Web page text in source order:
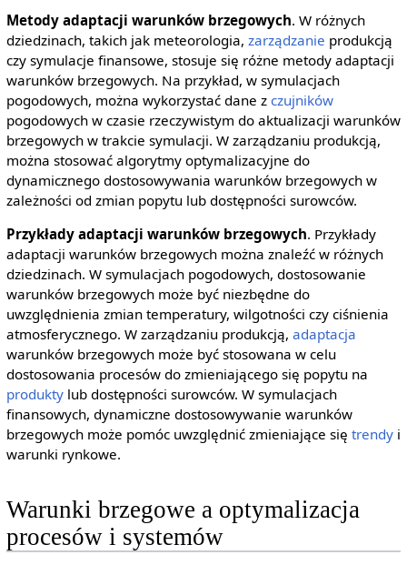
Metody adaptacji warunków brzegowych. W różnych
dziedzinach, takich jak meteorologia, zarządzanie produkcją
czy symulacje finansowe, stosuje się różne metody adaptacji
warunków brzegowych. Na przykład, w symulacjach
pogodowych, można wykorzystać dane z czujników
pogodowych w czasie rzeczywistym do aktualizacji warunków
brzegowych w trakcie symulacji. W zarządzaniu produkcją,
można stosować algorytmy optymalizacyjne do
dynamicznego dostosowywania warunków brzegowych w
zależności od zmian popytu lub dostępności surowców.
Przykłady adaptacji warunków brzegowych. Przykłady
adaptacji warunków brzegowych można znaleźć w różnych
dziedzinach. W symulacjach pogodowych, dostosowanie
warunków brzegowych może być niezbędne do
uwzględnienia zmian temperatury, wilgotności czy ciśnienia
atmosferycznego. W zarządzaniu produkcją, adaptacja
warunków brzegowych może być stosowana w celu
dostosowania procesów do zmieniającego się popytu na
produktylub dostępności surowców. W symulacjach
finansowych, dynamiczne dostosowywanie warunków
brzegowych może pomóc uwzględnić zmieniające się trendyi
warunki rynkowe.
Warunki brzegowe a optymalizacja
procesów i systemów